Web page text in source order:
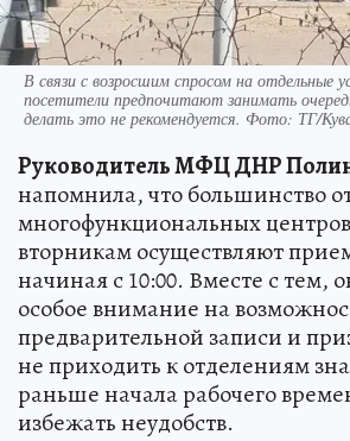
В связи с возросшим спросом на отдельные
посетители предпочитают занимать
делать это не рекомендуется. Фото: ТГ/
Руководитель МФЦ ДНР
напомнила, что большинство
многофункциональных
вторникам осуществляют
начиная с 10:00. Вместе с тем,
особое внимание на
предварительной записи и
не приходить к отделениям
раньше начала рабочего
избежать неудобств.